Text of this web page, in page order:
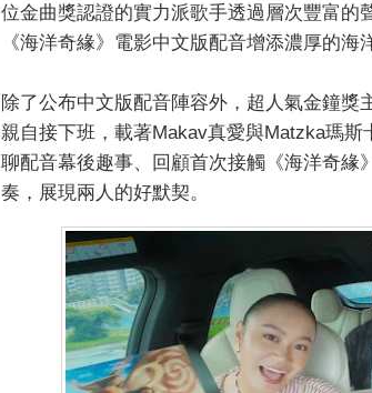
位金曲獎認證的實力派歌手透過層次豐富的
《海洋奇緣》電影中文版配音增添濃厚的海
除了公布中文版配音陣容外，超人氣金鐘獎
親自接下班，載著Makav真愛與Matzka瑪
聊配音幕後趣事、回顧首次接觸《海洋奇緣
奏，展現兩人的好默契。